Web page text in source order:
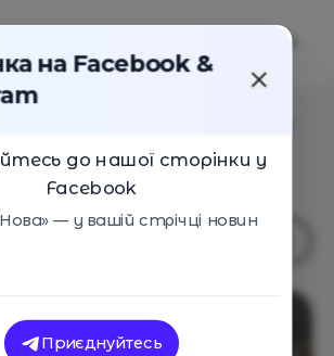
(Львів)
на Facebook &
до нашої сторінки у
Facebook
— у вашій стрічці новин
Приєднуйтесь